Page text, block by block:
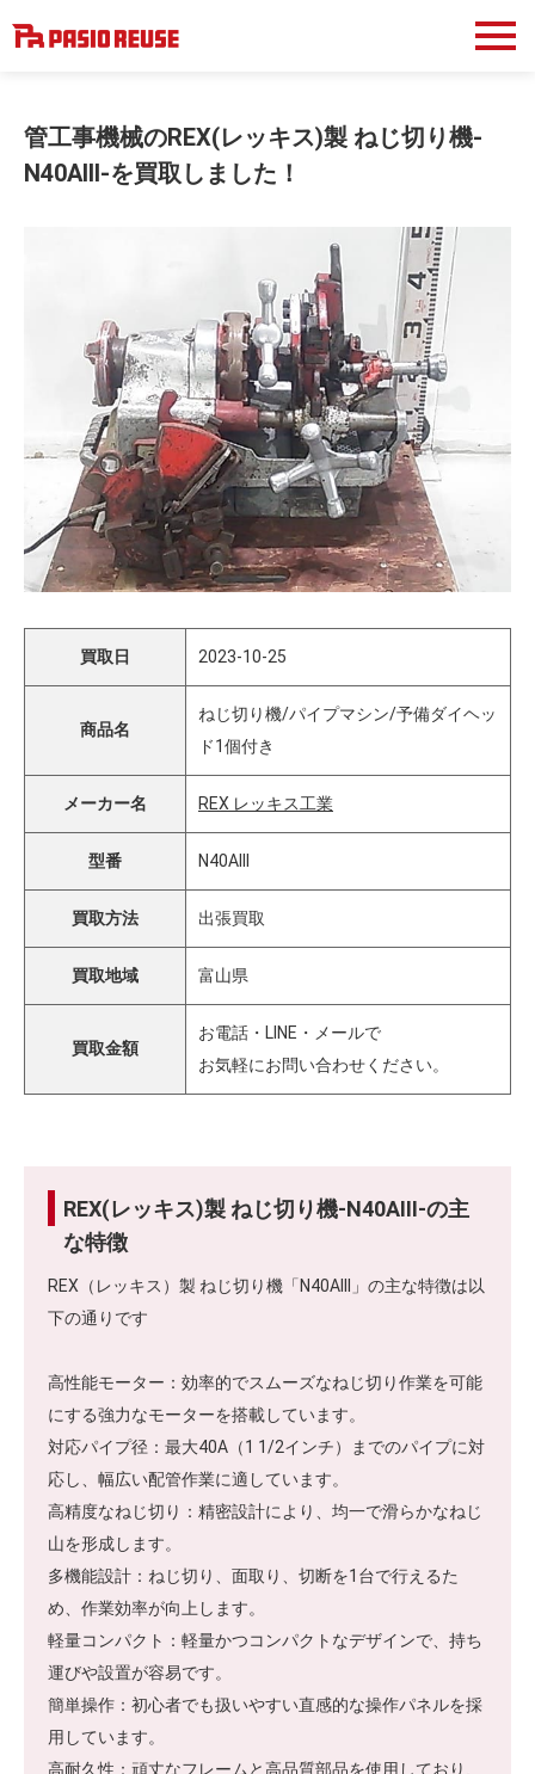
管工事機械のREX(レッキス)製 ねじ切り機-
N40AIII-を買取しました！
買取日 2023-10-25
商品名
ねじ切り機/パイプマシン/予備ダイヘッ
ド1個付き
メーカー名 REX レッキス工業
型番 N40AIII
買取方法 出張買取
買取地域 富山県
買取金額
お電話・LINE・メールで
お気軽にお問い合わせください。
REX(レッキス)製 ねじ切り機-N40AIII-の主
な特徴
REX（レッキス）製 ねじ切り機「N40AIII」の主な特徴は以
下の通りです
高性能モーター：効率的でスムーズなねじ切り作業を可能
にする強力なモーターを搭載しています。
対応パイプ径：最大40A（1 1/2インチ）までのパイプに対
応し、幅広い配管作業に適しています。
高精度なねじ切り：精密設計により、均一で滑らかなねじ
山を形成します。
多機能設計：ねじ切り、面取り、切断を1台で行えるた
め、作業効率が向上します。
軽量コンパクト：軽量かつコンパクトなデザインで、持ち
運びや設置が容易です。
簡単操作：初心者でも扱いやすい直感的な操作パネルを採
用しています。
高耐久性：頑丈なフレームと高品質部品を使用しており、